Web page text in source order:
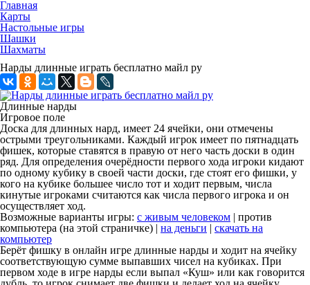
Главная
Карты
Настольные игры
Шашки
Шахматы
Нарды длинные играть бесплатно майл ру
Длинные нарды
Игровое поле
Доска для длинных нард, имеет 24 ячейки, они отмечены
острыми треугольниками. Каждый игрок имеет по пятнадцать
фишек, которые ставятся в правую от него часть доски в один
ряд. Для определения очерёдности первого хода игроки кидают
по одному кубику в своей части доски, где стоят его фишки, у
кого на кубике большее число тот и ходит первым, числа
кинутые игроками считаются как числа первого игрока и он
осуществляет ход.
Возможные варианты игры: с живым человеком | против
компьютера (на этой страничке) | на деньги | скачать на
компьютер
Берёт фишку в онлайн игре длинные нарды и ходит на ячейку
соответствующую сумме выпавших чисел на кубиках. При
первом ходе в игре нарды если выпал «Куш» или как говорится